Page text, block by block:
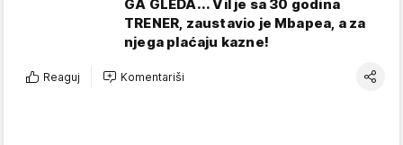
GA GLEDA... Vil je sa 30 godina
TRENER, zaustavio je Mbapea, a za
njega plaćaju kazne!
Reaguj Komentariši